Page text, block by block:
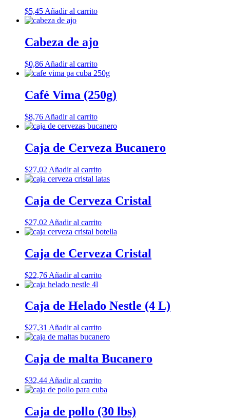
$5,45Añadir al carrito
Cabeza de ajo
$0,86 Añadir al carrito
Café Vima (250g)
$8,76 Añadir al carrito
Caja de Cerveza Bucanero
$27,02 Añadir al carrito
Caja de Cerveza Cristal
$27,02 Añadir al carrito
Caja de Cerveza Cristal
$22,76 Añadir al carrito
Caja de Helado Nestle (4 L)
$27,31 Añadir al carrito
Caja de malta Bucanero
$32,44 Añadir al carrito
Caja de pollo (30 lbs)